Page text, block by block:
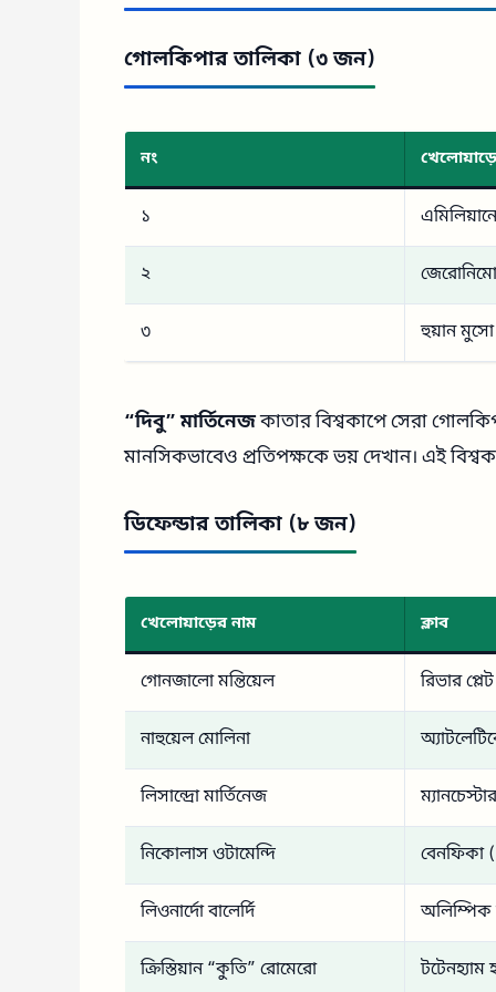
গোলকিপার তালিকা (৩ জন)
নং
১
২
৩ হুয়ান মুসো
“দিবু” মার্তিনেজকাতার বিশ্বকাপে সেরা
মানসিকভাবেও প্রতিপক্ষকে ভয় দেখান। এই
ডিফেন্ডার তালিকা (৮ জন)
খেলোয়াড়ের নাম ক্লাব
গোনজালো মন্তিয়েল রিভার
নাহুয়েল মোলিনা
লিসান্দ্রো মার্তিনেজ
নিকোলাস ওটামেন্দি বেনফিকা
লিওনার্দো বালের্দি অলিম্পিক
ক্রিস্তিয়ান “কুতি” রোমেরো টটেনহ্যাম